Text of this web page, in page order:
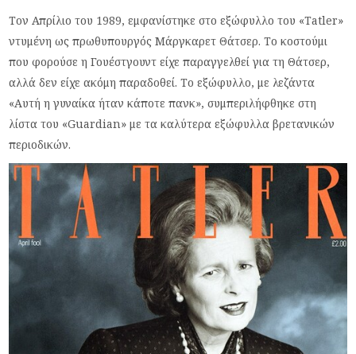
Τον Απρίλιο του 1989, εμφανίστηκε στο εξώφυλλο του «Tatler»
ντυμένη ως πρωθυπουργός Μάργκαρετ Θάτσερ. Το κοστούμι
που φορούσε η Γουέστγουντ είχε παραγγελθεί για τη Θάτσερ,
αλλά δεν είχε ακόμη παραδοθεί. Το εξώφυλλο, με λεζάντα
«Αυτή η γυναίκα ήταν κάποτε πανκ», συμπεριλήφθηκε στη
λίστα του «Guardian» με τα καλύτερα εξώφυλλα βρετανικών
περιοδικών.